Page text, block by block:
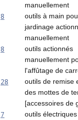
manuellement
8
outils à main
jardinage
manuellement
8
outils actionnés
manuellement
l'affûtage de
28
outils de remise
des mottes de
[accessoires de
7
outils